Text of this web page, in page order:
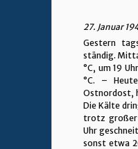
27. Januar
Gestern
ständig.
°C, um 19
°C. –
Ostnordost,
Die Kälte
trotz großer
Uhr
sonst etwa